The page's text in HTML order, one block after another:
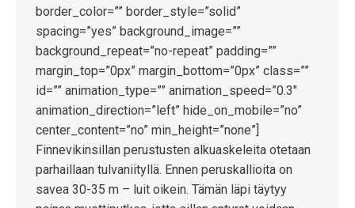
border_color=”” border_style=”solid”
spacing=”yes” background_image=””
background_repeat=”no-repeat” padding=””
margin_top=”0px” margin_bottom=”0px” class=””
id=”” animation_type=”” animation_speed=”0.3″
animation_direction=”left” hide_on_mobile=”no”
center_content=”no” min_height=”none”]
Finnevikinsillan perustusten alkuaskeleita otetaan
parhaillaan tulvaniityllä. Ennen peruskallioita on
savea 30-35 m – luit oikein. Tämän läpi täytyy